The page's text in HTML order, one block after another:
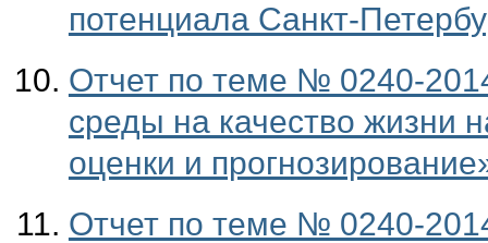
потенциала Санкт-
Отчет по теме № 0240-
среды на качество жизни
оценки и
Отчет по теме № 0240-